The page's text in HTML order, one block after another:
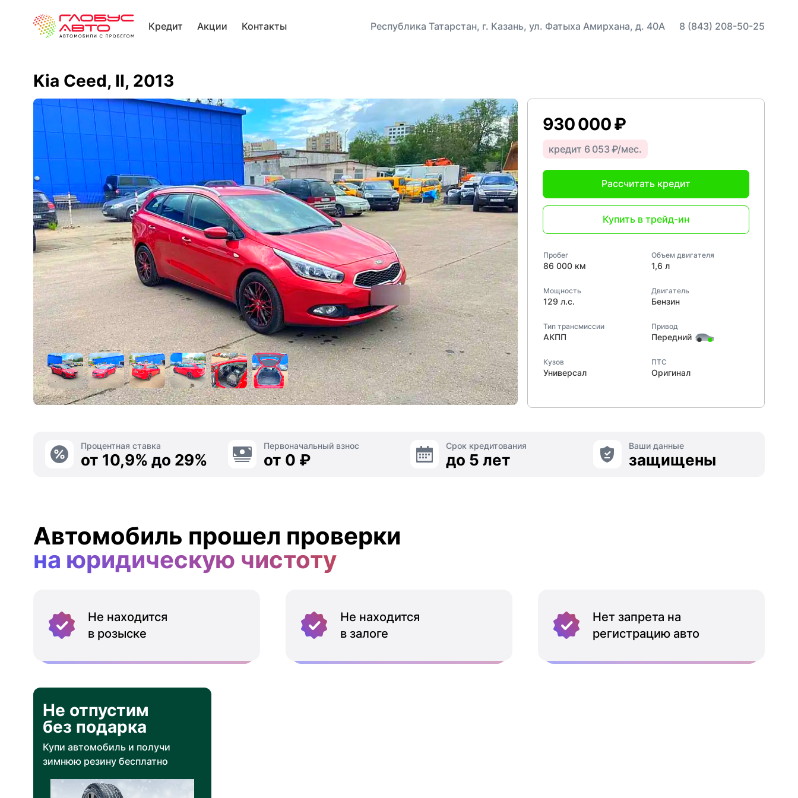
Кредит Акции Контакты Республика Татарстан, г. Казань, ул. Фатыха Амирхана, д. 40А 8 (843) 208-50-25
Kia Ceed, II, 2013
930 000 ₽
кредит 6 053 ₽/мес.
Рассчитать кредит
Купить в трейд-ин
Пробег
86 000 км
Объем двигателя
1,6 л
Мощность
129 л.с.
Двигатель
Бензин
Тип трансмиссии
АКПП
Привод
Передний
Кузов
Универсал
ПТС
Оригинал
Процентная ставка
от 10,9% до 29%
Первоначальный взнос
от 0 ₽
Срок кредитования
до 5 лет
Ваши данные
защищены
Автомобиль прошел проверки
на юридическую чистоту
Не находится
в розыске
Не находится
в залоге
Нет запрета на
регистрацию авто
Не отпустим
без подарка
Купи автомобиль и получи
зимнюю резину бесплатно